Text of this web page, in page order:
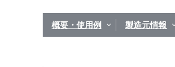
概要・使用例 製造元情報